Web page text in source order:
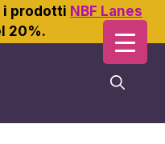
i prodotti NBF Lanes
20%.